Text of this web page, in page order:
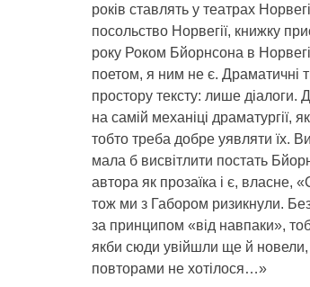
років ставлять у театрах
посольство Норвегії, книжку
року Роком Бйорнсона в
поетом, я ним не є. Драматичні
простору тексту: лише діалоги.
на самій механіці драматургії,
тобто треба добре уявляти їх.
мала б висвітлити постать
автора як прозаїка і є,
тож ми з Габором ризикнули.
за принципом «від навпаки»,
якби сюди увійшли ще й
повторами не хотілося…»